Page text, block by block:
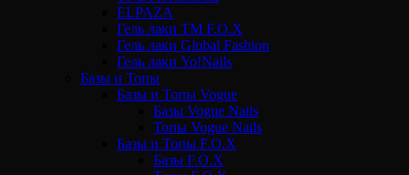
ELPAZA
Гель лаки ТМ F.O.X
Гель лаки Global Fashion
Гель лаки Yo!Nails
Базы и Топы
Базы и Топы Vogue
Базы Vogue Nails
Топы Vogue Nails
Базы и Топы F.O.X
Базы F.O.X